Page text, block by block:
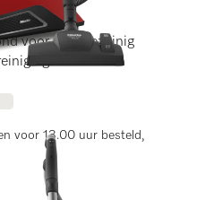
voor energiezuinig
voor 13.00 uur besteld,